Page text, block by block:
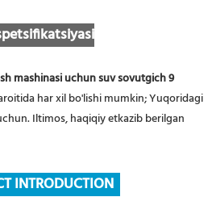
har xil bo'lishi mumkin; Yuqoridagi
Iltimos, haqiqiy etkazib berilgan
INTRODUCTION